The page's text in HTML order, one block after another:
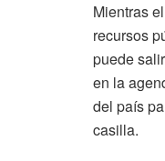
Mientras
recursos
puede
en la
del país
casilla.